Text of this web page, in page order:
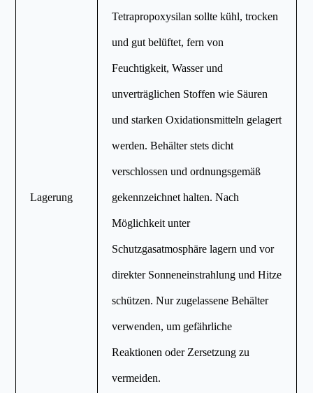
Lagerung
Tetrapropoxysilan sollte kühl, trocken
und gut belüftet, fern von
Feuchtigkeit, Wasser und
unverträglichen Stoffen wie Säuren
und starken Oxidationsmitteln gelagert
werden. Behälter stets dicht
verschlossen und ordnungsgemäß
gekennzeichnet halten. Nach
Möglichkeit unter
Schutzgasatmosphäre lagern und vor
direkter Sonneneinstrahlung und Hitze
schützen. Nur zugelassene Behälter
verwenden, um gefährliche
Reaktionen oder Zersetzung zu
vermeiden.